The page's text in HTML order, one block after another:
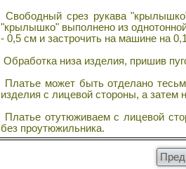
Свободный срез рукава
"крылышко" выполнено из
- 0,5 см и застрочить на машине на
Обработка низа изделия, пришив
Платье может быть отделано
изделия с лицевой стороны, а затем
Платье отутюживаем с лицевой
без проутюжильника.